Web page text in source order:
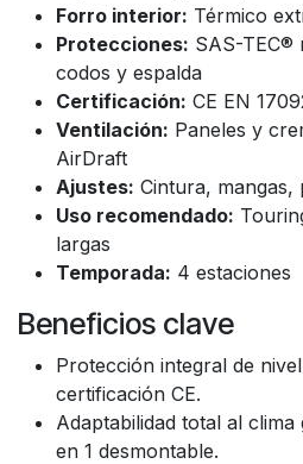
Forro interior: Térmico
Protecciones: SAS-TEC®
codos y espalda
Certificación: CE EN
Ventilación: Paneles y
AirDraft
Ajustes: Cintura,
Uso recomendado:
largas
Temporada: 4 estaciones
Beneficios clave
Protección integral de
certificación CE.
Adaptabilidad total al clima
en 1 desmontable.